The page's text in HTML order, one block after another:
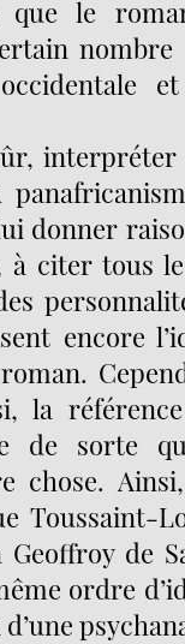
que le
et
interpréter
donner
à citer tous
encore
la
de sorte
chose.
Toussaint-
de
ordre